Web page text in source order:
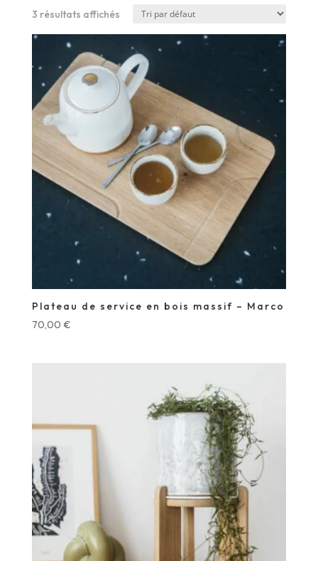
3 résultats affichés
Plateau de service en bois massif – Marco
70,00 €